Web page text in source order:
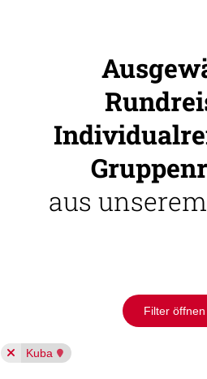
aus
Filter öffnen
Kuba